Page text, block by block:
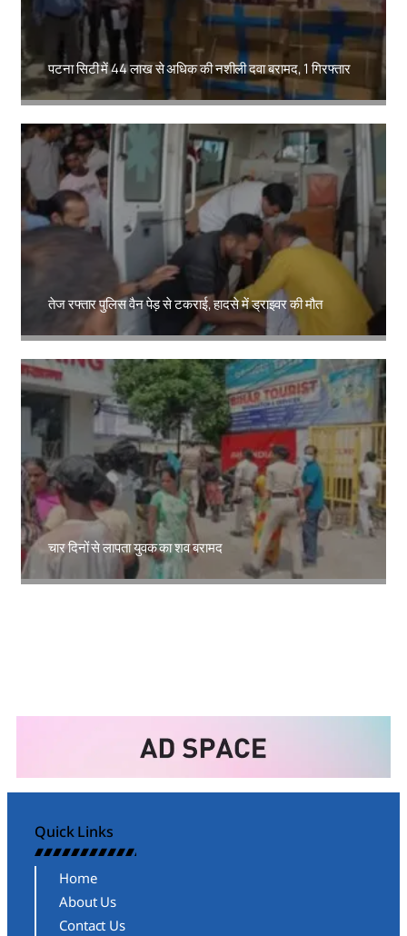
पटना सिटी में 44 लाख से अधिक की नशीली दवा बरामद, 1 गिरफ्तार
Amit Lekh
तेज रफ्तार पुलिस वैन पेड़ से टकराई, हादसे में ड्राइवर की मौत
Amit Lekh
चार दिनों से लापता युवक का शव बरामद
Quick Links
Home
About Us
Contact Us